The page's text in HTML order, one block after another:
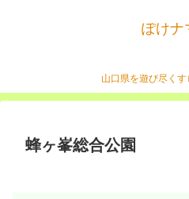
ぽけナ
山口県を遊び尽く
蜂ヶ峯総合公園